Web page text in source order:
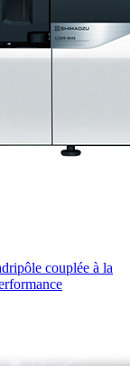
couplée à la